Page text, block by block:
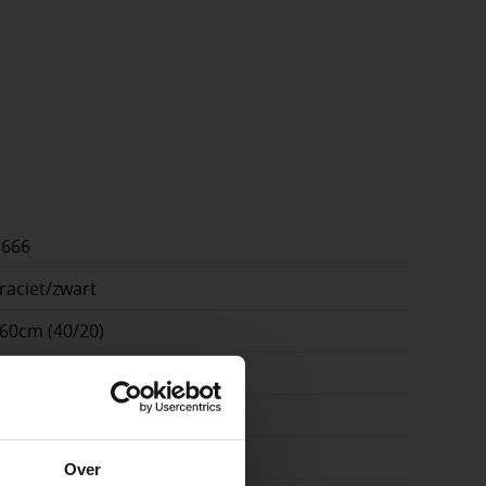
Over
zwart
(40/20)